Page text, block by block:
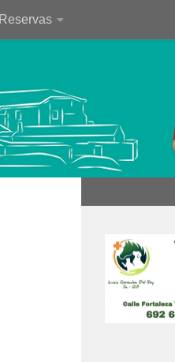
Reservas